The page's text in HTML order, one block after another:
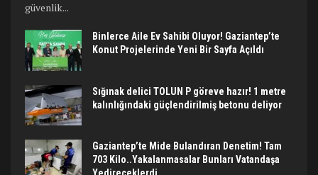
güvenlik...
Binlerce Aile Ev Sahibi Oluyor! Gaziantep’te
Konut Projelerinde Yeni Bir Sayfa Açıldı
Sığınak delici TOLUN P göreve hazır! 1 metre
kalınlığındaki güçlendirilmiş betonu deliyor
Gaziantep’te Mide Bulandıran Denetim! Tam
703 Kilo..Yakalanmasalar Bunları Vatandaşa
Yedireceklerdi